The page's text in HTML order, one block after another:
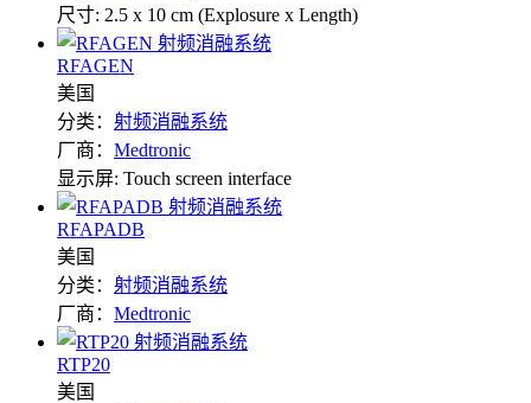
尺寸: 2.5 x 10 cm (Explosure x Length)
RFAGEN
美国
分类： 射频消融系统
厂商： Medtronic
显示屏: Touch screen interface
RFAPADB
美国
分类： 射频消融系统
厂商： Medtronic
RTP20
美国